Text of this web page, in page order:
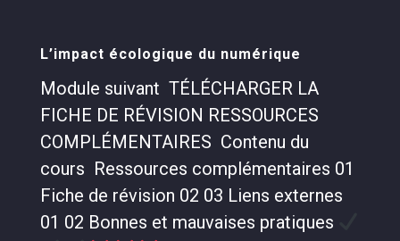
L’impact écologique du numérique
Module suivant TÉLÉCHARGER LA
FICHE DE RÉVISION RESSOURCES
COMPLÉMENTAIRES Contenu du
cours Ressources complémentaires 01
Fiche de révision 02 03 Liens externes
01 02 Bonnes et mauvaises pratiques